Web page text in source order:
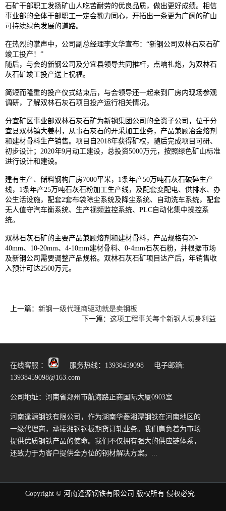
石矿干部职工发扬矿山人吃苦耐劳的优良品质，做出更好成绩。相信
事业部的全体干部职工一定会勠力同心，开拓出一条更为广阔的矿山
可持续绿色发展的道路。
在热烈的掌声中，公司副总经理李文华宣布：“新钢公司双林石灰石矿
竣工投产！”
随后，与会的新钢公司及分宜县领导共同推杆，点响礼炮，为双林石
灰石矿竣工投产送上祝福。
简短而隆重的投产仪式结束后，与会领导还一起来到厂房内现场参观
调研，了解双林石灰石项目投产运行相关情况。
分宜矿区事业部双林石灰石矿为新钢集团公司的全资子公司，位于分
宜县双林镇大姜村，从事石灰石的开采加工业务，产品兼顾冶金熔剂
和建材骨料生产销售。项目自2018年获得矿权，随后完成项目可研、
初步设计；2020年9月动工建设，总投资5000万元，按照绿色矿山标准
进行设计和建设。
建有生产、储料钢构厂房7000平米，1条年产50万吨石灰石破碎生产
线，1条年产25万吨石灰石粉加工生产线，及配套变配电、供排水、办
公生活设施，配套2套布袋除尘系统及降尘系统、自动洗车系统，配套
无人值守汽车衡系统、生产视频监控系统、PLC自动化集中操控系
统。
双林石灰石矿的主要产品兼顾熔剂和建材骨料，产品规格有20-
40mm、10-20mm、4-10mm建材骨料、0-4mm石灰石粉，并根据市场
及新钢公司需要调整产品规格。双林石灰石矿项目达产后，年销售收
入预计可达2500万元。
上一篇： 新钢一级代理商驱动就是卖钢板
下一篇： 这项工程事关每个新钢人切身利益
在线客服 ：
服务热线：13938459098 电子邮箱:
13938459098@163.com
公司地址：河南省郑州市航海路正商国际大厦0903室
河南逢源钢铁有限公司，作为湖南华菱湘潭钢铁在河南地区的
一级代理商，承接湘钢钢板期货订轧业务。我们肩负着为市场
提供优质钢铁产品的使命。我们不仅拥有强大的供应链体系，
还致力于为客户提供全方位的钢材解决方案。...
Copyright © 河南逢源钢铁有限公司 版权所有 侵权必究